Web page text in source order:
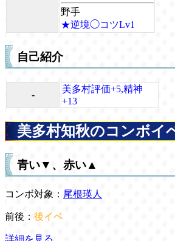
野手
★逆境◯コツLv1
自己紹介
-
美多村評価+5,精神
+13
美多村知秋のコンボイ
青い▼、赤い▲
コンボ対象： 尾根瑛人
前後： 後イベ